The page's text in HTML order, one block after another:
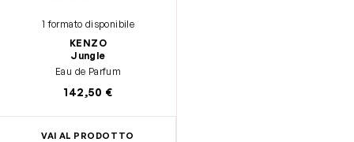
1 formato disponibile
KENZO
Jungle
Eau de Parfum
142,50 €
VAI AL PRODOTTO